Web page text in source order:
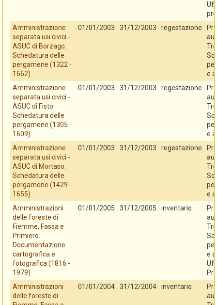
Amministrazione
separata usi civici -
ASUC di Borzago.
Schedatura delle
pergamene (1322 -
1662)
01/01/2003 31/12/2003 regestazione
e
Amministrazione
separata usi civici -
ASUC di Fisto.
Schedatura delle
pergamene (1305 -
1609)
01/01/2003 31/12/2003 regestazione
e
Amministrazione
separata usi civici -
ASUC di Mortaso.
Schedatura delle
pergamene (1429 -
1655)
01/01/2003 31/12/2003 regestazione
e
Amministrazioni
delle foreste di
Fiemme, Fassa e
Primiero.
Documentazione
cartografica e
fotografica (1816 -
1979)
01/01/2005 31/12/2005 inventario
e
Amministrazioni
delle foreste di
01/01/2004 31/12/2004 inventario